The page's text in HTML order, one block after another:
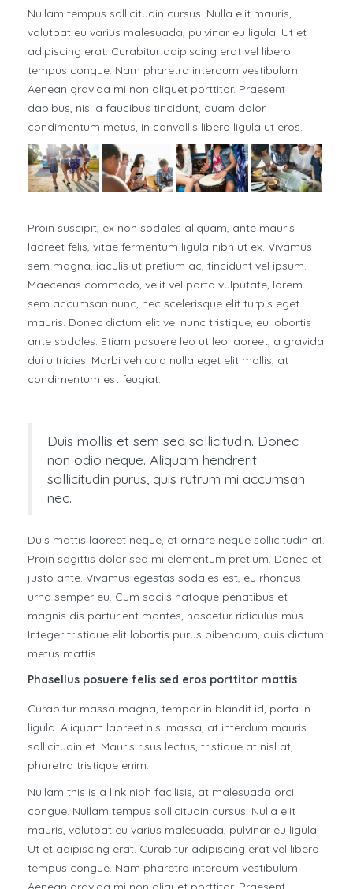
Nullam tempus sollicitudin cursus. Nulla elit mauris,
volutpat eu varius malesuada, pulvinar eu ligula. Ut et
adipiscing erat. Curabitur adipiscing erat vel libero
tempus congue. Nam pharetra interdum vestibulum.
Aenean gravida mi non aliquet porttitor. Praesent
dapibus, nisi a faucibus tincidunt, quam dolor
condimentum metus, in convallis libero ligula ut eros.
Proin suscipit, ex non sodales aliquam, ante mauris
laoreet felis, vitae fermentum ligula nibh ut ex. Vivamus
sem magna, iaculis ut pretium ac, tincidunt vel ipsum.
Maecenas commodo, velit vel porta vulputate, lorem
sem accumsan nunc, nec scelerisque elit turpis eget
mauris. Donec dictum elit vel nunc tristique, eu lobortis
ante sodales. Etiam posuere leo ut leo laoreet, a gravida
dui ultricies. Morbi vehicula nulla eget elit mollis, at
condimentum est feugiat.
Duis mollis et sem sed sollicitudin. Donec
non odio neque. Aliquam hendrerit
sollicitudin purus, quis rutrum mi accumsan
nec.
Duis mattis laoreet neque, et ornare neque sollicitudin at.
Proin sagittis dolor sed mi elementum pretium. Donec et
justo ante. Vivamus egestas sodales est, eu rhoncus
urna semper eu. Cum sociis natoque penatibus et
magnis dis parturient montes, nascetur ridiculus mus.
Integer tristique elit lobortis purus bibendum, quis dictum
metus mattis.
Phasellus posuere felis sed eros porttitor mattis
Curabitur massa magna, tempor in blandit id, porta in
ligula. Aliquam laoreet nisl massa, at interdum mauris
sollicitudin et. Mauris risus lectus, tristique at nisl at,
pharetra tristique enim.
Nullam this is a link nibh facilisis, at malesuada orci
congue. Nullam tempus sollicitudin cursus. Nulla elit
mauris, volutpat eu varius malesuada, pulvinar eu ligula.
Ut et adipiscing erat. Curabitur adipiscing erat vel libero
tempus congue. Nam pharetra interdum vestibulum.